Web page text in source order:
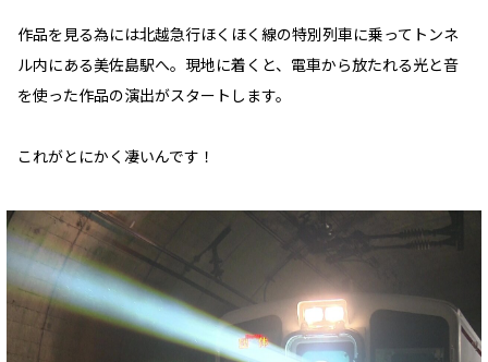
作品を見る為には北越急行ほくほく線の特別列車に乗ってトンネ
ル内にある美佐島駅へ。現地に着くと、電車から放たれる光と音
を使った作品の演出がスタートします。
これがとにかく凄いんです！